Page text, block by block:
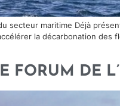
secteur maritime Déjà
la décarbonation des
FORUM DE